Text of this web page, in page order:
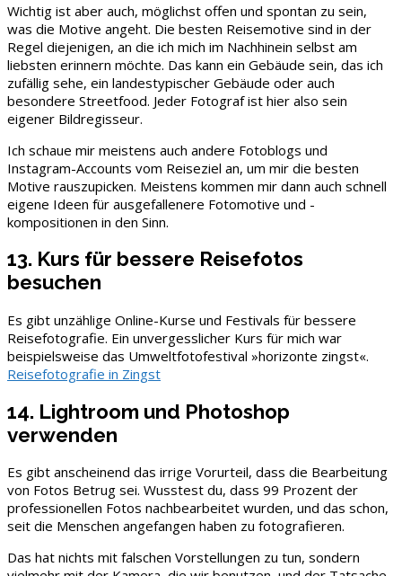
Wichtig ist aber auch, möglichst offen und spontan zu sein,
was die Motive angeht. Die besten Reisemotive sind in der
Regel diejenigen, an die ich mich im Nachhinein selbst am
liebsten erinnern möchte. Das kann ein Gebäude sein, das ich
zufällig sehe, ein landestypischer Gebäude oder auch
besondere Streetfood. Jeder Fotograf ist hier also sein
eigener Bildregisseur.
Ich schaue mir meistens auch andere Fotoblogs und
Instagram-Accounts vom Reiseziel an, um mir die besten
Motive rauszupicken. Meistens kommen mir dann auch schnell
eigene Ideen für ausgefallenere Fotomotive und -
kompositionen in den Sinn.
13. Kurs für bessere Reisefotos
besuchen
Es gibt unzählige Online-Kurse und Festivals für bessere
Reisefotografie. Ein unvergesslicher Kurs für mich war
beispielsweise das Umweltfotofestival »horizonte zingst«.
Reisefotografie in Zingst
14. Lightroom und Photoshop
verwenden
Es gibt anscheinend das irrige Vorurteil, dass die Bearbeitung
von Fotos Betrug sei. Wusstest du, dass 99 Prozent der
professionellen Fotos nachbearbeitet wurden, und das schon,
seit die Menschen angefangen haben zu fotografieren.
Das hat nichts mit falschen Vorstellungen zu tun, sondern